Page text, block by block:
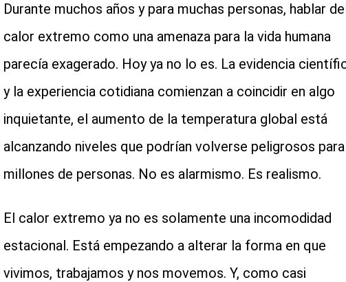
whatsapp
Durante muchos años y para muchas personas, hablar
calor extremo como una amenaza para la vida humana
parecía exagerado. Hoy ya no lo es. La evidencia
y la experiencia cotidiana comienzan a coincidir en algo
inquietante, el aumento de la temperatura global está
alcanzando niveles que podrían volverse peligrosos para
millones de personas. No es alarmismo. Es realismo.
El calor extremo ya no es solamente una incomodidad
estacional. Está empezando a alterar la forma en que
vivimos, trabajamos y nos movemos. Y, como casi